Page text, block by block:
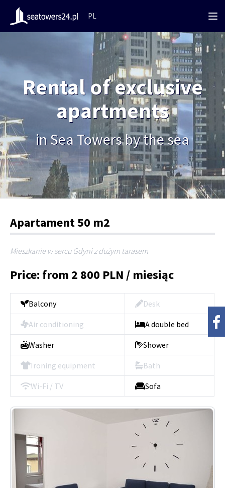
PL
Rental of exclusive
apartments
in Sea Towers by the sea
Apartament 50 m2
Mieszkanie w sercu Gdyni z dużym tarasem
Price: from 2 800 PLN / miesiąc
Balcony Desk
Air conditioning A double bed
Washer Shower
Ironing equipment Bath
Wi-Fi / TV Sofa